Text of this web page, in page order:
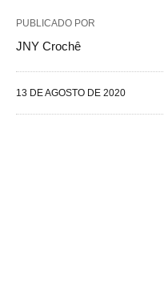
PUBLICADO POR
JNY Crochê
13 DE AGOSTO DE 2020